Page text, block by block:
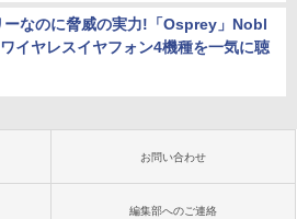
ーなのに脅威の実力!「Osprey」Nobl
イヤレスイヤフォン4機種を一気に聴
お問い合わせ
編集部へのご連絡